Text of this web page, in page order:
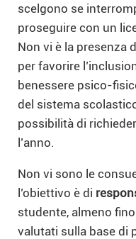
scelgono se
proseguire con un
Non vi è la presenza
per favorire
benessere psico-
del sistema
possibilità di
l’anno.
Non vi sono le
l’obiettivo è di
studente, almeno
valutati sulla base di